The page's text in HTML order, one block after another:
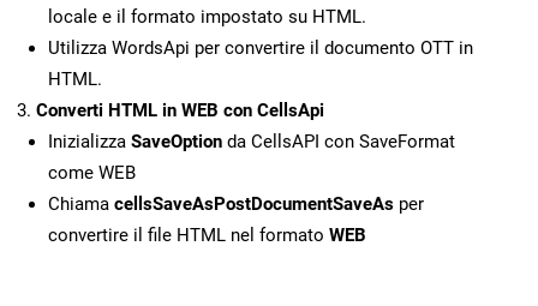
locale e il formato impostato su HTML.
Utilizza WordsApi per convertire il documento OTT in
HTML.
Converti HTML in WEB con CellsApi
Inizializza SaveOption da CellsAPI con SaveFormat
come WEB
Chiama cellsSaveAsPostDocumentSaveAs per
convertire il file HTML nel formato WEB